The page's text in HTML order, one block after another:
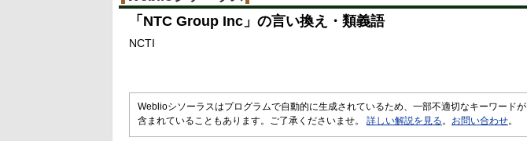
「 NTC Group Inc 」の言い換え・類義語
NCTI
Weblioシソーラスはプログラムで自動的に生成されているため、一部不適切なキーワードが
含まれていることもあります。ご了承くださいませ。 詳しい解説を見る 。 お問い合わせ。